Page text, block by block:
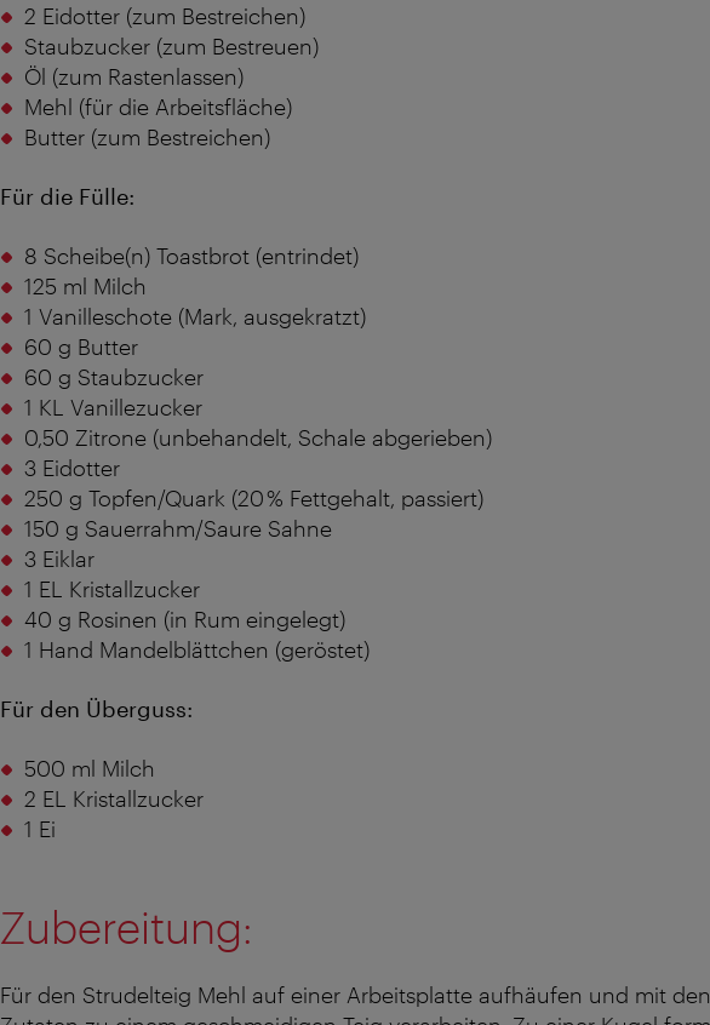
2 Eidotter (zum Bestreichen)
Staubzucker (zum Bestreuen)
Öl (zum Rastenlassen)
Mehl (für die Arbeitsfläche)
Butter (zum Bestreichen)
Für die Fülle:
8 Scheibe(n) Toastbrot (entrindet)
125 ml Milch
1 Vanilleschote (Mark, ausgekratzt)
60 g Butter
60 g Staubzucker
1 KL Vanillezucker
0,50 Zitrone (unbehandelt, Schale abgerieben)
3 Eidotter
250 g Topfen/Quark (20 % Fettgehalt, passiert)
150 g Sauerrahm/Saure Sahne
3 Eiklar
1 EL Kristallzucker
40 g Rosinen (in Rum eingelegt)
1 Hand Mandelblättchen (geröstet)
Für den Überguss:
500 ml Milch
2 EL Kristallzucker
1 Ei
Zubereitung:
Für den Strudelteig Mehl auf einer Arbeitsplatte aufhäufen und mit